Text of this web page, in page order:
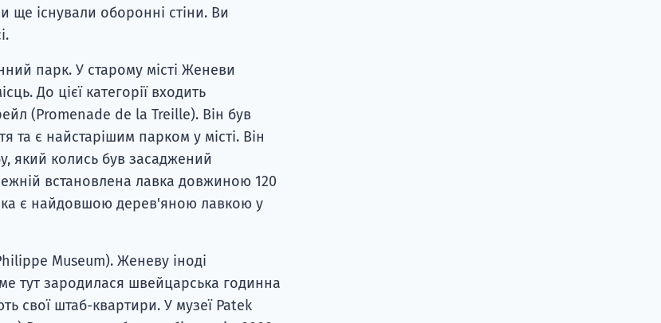
ще існували оборонні стіни. Ви
парк. У старому місті Женеви
До цієї категорії входить
(Promenade de la Treille). Він був
та є найстарішим парком у місті. Він
який колись був засаджений
встановлена ​​лавка довжиною 120
є найдовшою дерев'яною лавкою у
Museum). Женеву іноді
тут зародилася швейцарська годинна
свої штаб-квартири. У музеї Patek